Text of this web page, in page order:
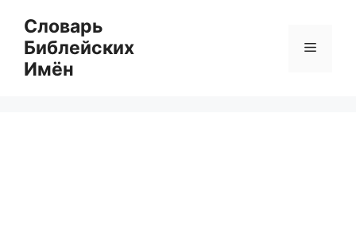
содержимому
Словарь
Библейских
Имён
Меню